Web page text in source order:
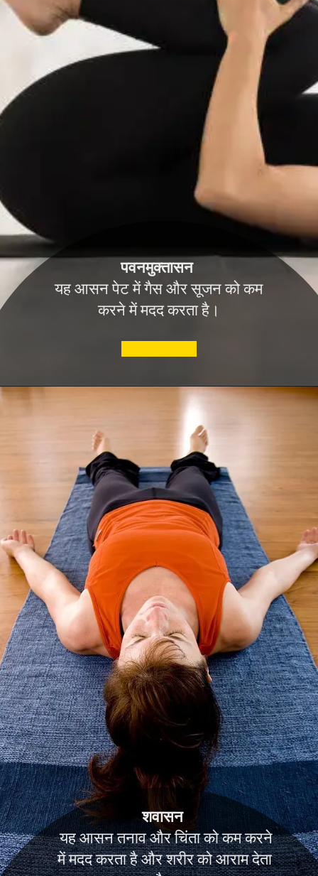
पवनमुक्तासन
यह आसन पेट में गैस और सूजन को कम
करने में मदद करता है।
शवासन
यह आसन तनाव और चिंता को कम करने
में मदद करता है और शरीर को आराम देता